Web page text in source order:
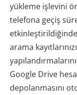
yükleme işlevini
telefona geçiş
arama
Google Drive
depolanmasını